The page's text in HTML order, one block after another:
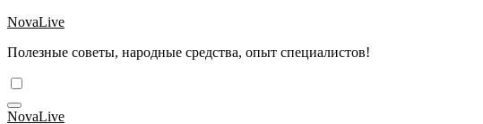
Перейти
содержимому
NovaLive
Полезные советы, народные средства, опыт специалистов!
NovaLive